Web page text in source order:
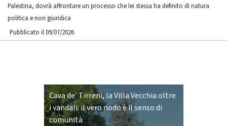
Palestina, dovrà affrontare un processo che lei stessa ha definito di natura
politica e non giuridica
Pubblicato il 09/07/2026
Cava de’ Tirreni, la Villa Vecchia oltre
i vandali: il vero nodo è il senso di
comunità